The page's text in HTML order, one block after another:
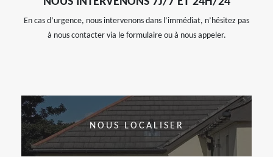
En cas d’urgence, nous intervenons dans l’immédiat, n’hésitez pas
à nous contacter via le formulaire ou à nous appeler.
NOUS LOCALISER